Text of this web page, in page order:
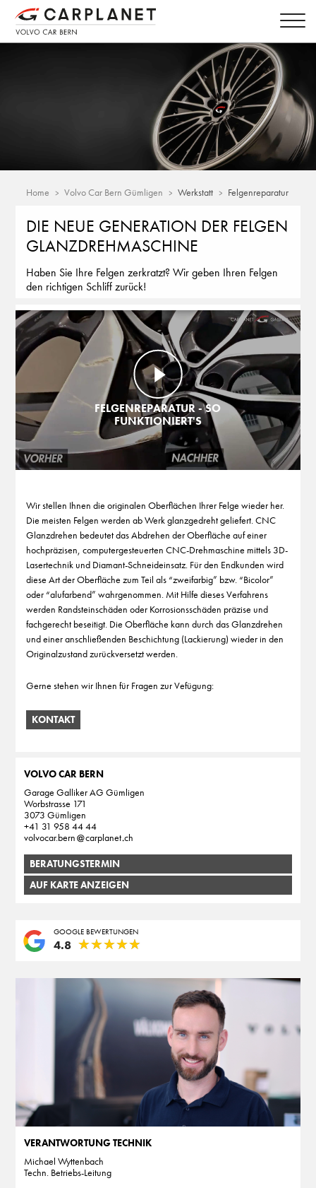
Home Volvo Car Bern Gümligen Werkstatt Felgenreparatur
DIE NEUE GENERATION DER FELGEN
GLANZDREHMASCHINE
Haben Sie Ihre Felgen zerkratzt? Wir geben Ihren Felgen
den richtigen Schliff zurück!
FELGENREPARATUR - SO
FUNKTIONIERT'S
Wir stellen Ihnen die originalen Oberflächen Ihrer Felge wieder her.
Die meisten Felgen werden ab Werk glanzgedreht geliefert. CNC
Glanzdrehen bedeutet das Abdrehen der Oberfläche auf einer
hochpräzisen, computergesteuerten CNC-Drehmaschine mittels 3D-
Lasertechnik und Diamant-Schneideinsatz. Für den Endkunden wird
diese Art der Oberfläche zum Teil als “zweifarbig” bzw. “Bicolor”
oder “alufarbend” wahrgenommen. Mit Hilfe dieses Verfahrens
werden Randsteinschäden oder Korrosionsschäden präzise und
fachgerecht beseitigt. Die Oberfläche kann durch das Glanzdrehen
und einer anschließenden Beschichtung (Lackierung) wieder in den
Originalzustand zurückversetzt werden.
Gerne stehen wir Ihnen für Fragen zur Vefügung:
KONTAKT
VOLVO CAR BERN
Garage Galliker AG Gümligen
Worbstrasse 171
3073 Gümligen
+41 31 958 44 44
volvocar.bern
carplanet ch
BERATUNGSTERMIN
AUF KARTE ANZEIGEN
GOOGLE BEWERTUNGEN
4.8 ★★★★★
★★★★★
VERANTWORTUNG TECHNIK
Michael Wyttenbach
Techn. Betriebs-Leitung